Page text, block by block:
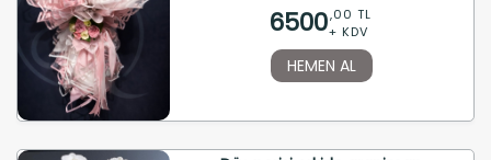
6500,00 TL
+ KDV
HEMEN AL